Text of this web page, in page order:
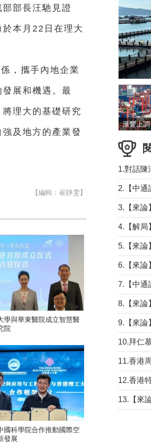
部長汪馳見證
本月22日在理大
，攜手內地企業
展和機遇。最
理大的基礎研究
及地方的產業發
【編輯：崔靜雯】
學與華東醫院成立智慧醫
院
國科學院合作推動國際空
發展
3.【來論
10.拜仁
11.香港